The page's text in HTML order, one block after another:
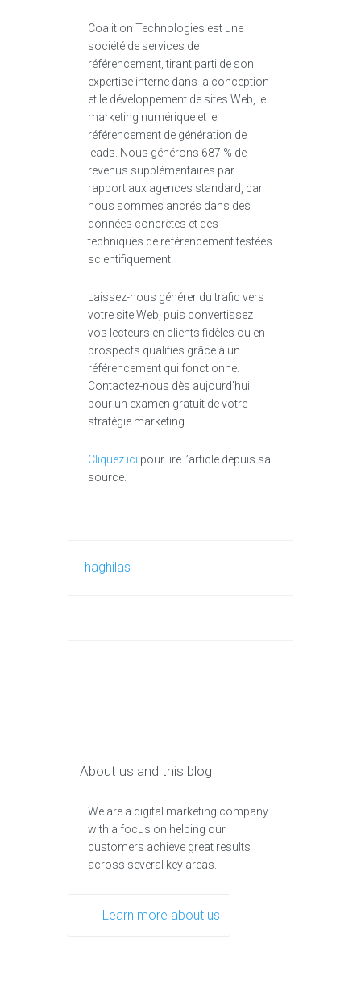
Coalition Technologies est une
société de services de
référencement, tirant parti de son
expertise interne dans la conception
et le développement de sites Web, le
marketing numérique et le
référencement de génération de
leads. Nous générons 687 % de
revenus supplémentaires par
rapport aux agences standard, car
nous sommes ancrés dans des
données concrètes et des
techniques de référencement testées
scientifiquement.
Laissez-nous générer du trafic vers
votre site Web, puis convertissez
vos lecteurs en clients fidèles ou en
prospects qualifiés grâce à un
référencement qui fonctionne.
Contactez-nous dès aujourd'hui
pour un examen gratuit de votre
stratégie marketing.
Cliquez ici pour lire l’article depuis sa
source.
haghilas
About us and this blog
We are a digital marketing company
with a focus on helping our
customers achieve great results
across several key areas.
Learn more about us